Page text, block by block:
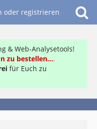
oder registrieren
& Web-Analysetools!
zu bestellen....
für Euch zu